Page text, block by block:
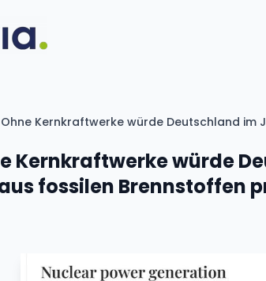
Ohne Kernkraftwerke würde Deutschland
Kernkraftwerke würde
fossilen Brennstoffen